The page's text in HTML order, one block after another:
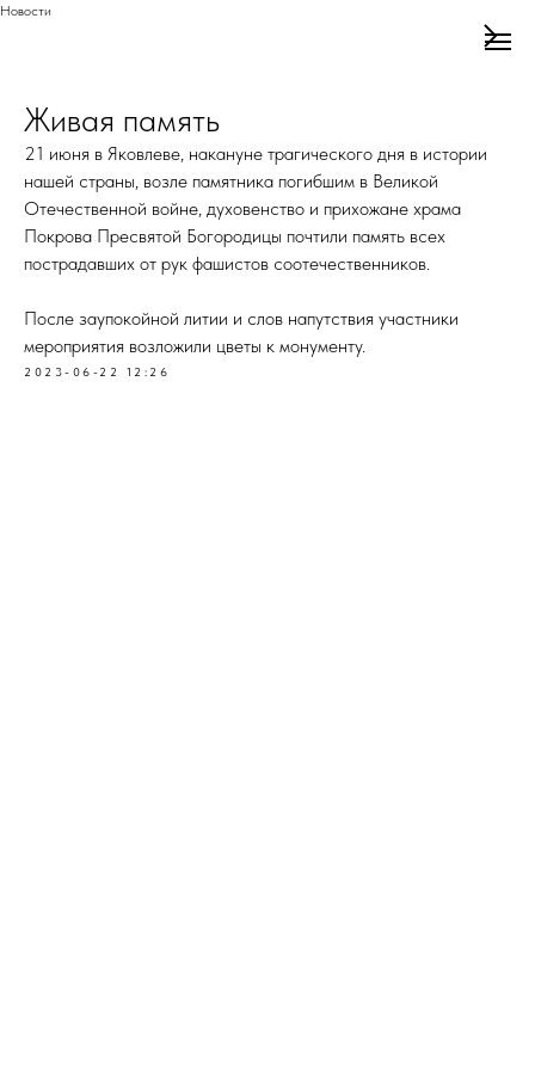
Новости
Живая память
21 июня в Яковлеве, накануне трагического дня в истории
нашей страны, возле памятника погибшим в Великой
Отечественной войне, духовенство и прихожане храма
Покрова Пресвятой Богородицы почтили память всех
пострадавших от рук фашистов соотечественников.
После заупокойной литии и слов напутствия участники
мероприятия возложили цветы к монументу.
2023-06-22 12:26